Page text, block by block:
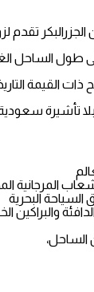
تقدم
طول الساحل
ذات القيمة
بلا تأشيرة
المرجانية
السياحة البحرية
والبراكين
الساحل،